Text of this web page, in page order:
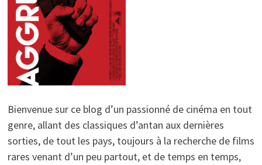
Bienvenue sur ce blog d’un passionné de cinéma en tout
genre, allant des classiques d’antan aux dernières
sorties, de tout les pays, toujours à la recherche de films
rares venant d’un peu partout, et de temps en temps,